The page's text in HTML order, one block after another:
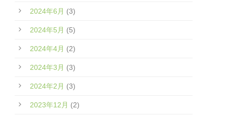
2024年6月 (3)
2024年5月 (5)
2024年4月 (2)
2024年3月 (3)
2024年2月 (3)
2023年12月 (2)